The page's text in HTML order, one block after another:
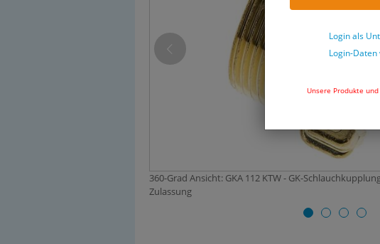
Login als
Login-Daten
Unsere Produkte
360-Grad Ansicht: GKA 112 KTW - GK-
Zulassung